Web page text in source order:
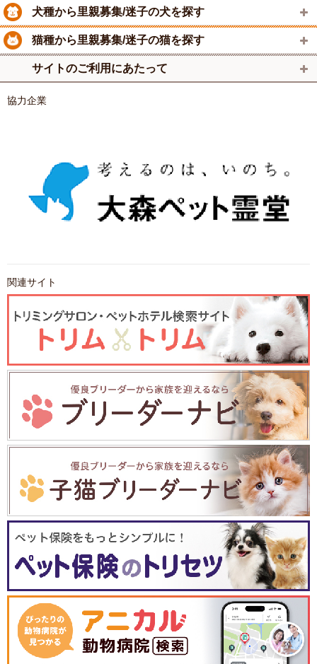
犬種から里親募集/迷子の犬を探す
猫種から里親募集/迷子の猫を探す
サイトのご利用にあたって
協力企業
関連サイト